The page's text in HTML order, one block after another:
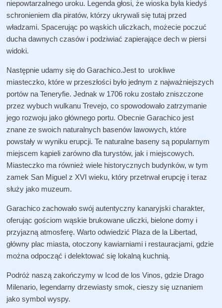
niepowtarzalnego uroku. Legenda głosi, że wioska była kiedyś
schronieniem dla piratów, którzy ukrywali się tutaj przed
władzami. Spacerując po wąskich uliczkach, możecie poczuć
ducha dawnych czasów i podziwiać zapierające dech w piersi
widoki.
Następnie udamy się do Garachico.Jest to urokliwe
miasteczko, które w przeszłości było jednym z najważniejszych
portów na Teneryfie. Jednak w 1706 roku zostało zniszczone
przez wybuch wulkanu Trevejo, co spowodowało zatrzymanie
jego rozwoju jako głównego portu. Obecnie Garachico jest
znane ze swoich naturalnych basenów lawowych, które
powstały w wyniku erupcji. Te naturalne baseny są popularnym
miejscem kąpieli zarówno dla turystów, jak i miejscowych.
Miasteczko ma również wiele historycznych budynków, w tym
zamek San Miguel z XVI wieku, który przetrwał erupcję i teraz
służy jako muzeum.
Garachico zachowało swój autentyczny kanaryjski charakter,
oferując gościom wąskie brukowane uliczki, bielone domy i
przyjazną atmosferę. Warto odwiedzić Plaza de la Libertad,
główny plac miasta, otoczony kawiarniami i restauracjami, gdzie
można odpocząć i delektować się lokalną kuchnią.
Podróż naszą zakończymy w Icod de los Vinos, gdzie Drago
Milenario, legendarny drzewiasty smok, cieszy się uznaniem
jako symbol wyspy.